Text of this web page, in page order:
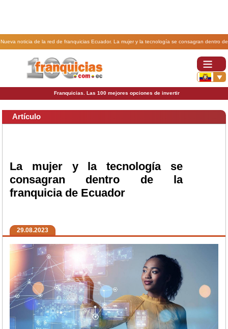
Nueva noticia de la red de franquicias Ecuador. La mujer y la tecnología se consagran dentro de
Franquicias. Las 100 mejores opciones de invertir
Artículo
La mujer y la tecnología se
consagran dentro de la
franquicia de Ecuador
29.08.2023